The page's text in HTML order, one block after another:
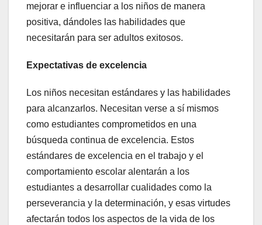
mejorar e influenciar a los niños de manera
positiva, dándoles las habilidades que
necesitarán para ser adultos exitosos.
Expectativas de excelencia
Los niños necesitan estándares y las habilidades
para alcanzarlos. Necesitan verse a sí mismos
como estudiantes comprometidos en una
búsqueda continua de excelencia. Estos
estándares de excelencia en el trabajo y el
comportamiento escolar alentarán a los
estudiantes a desarrollar cualidades como la
perseverancia y la determinación, y esas virtudes
afectarán todos los aspectos de la vida de los